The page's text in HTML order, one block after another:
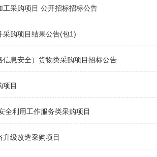
采购项目 公开招标招标公告
采购项目结果公告(包1)
息安全）货物类采购项目招标公告
项目
全利用工作服务类采购项目
级改造采购项目